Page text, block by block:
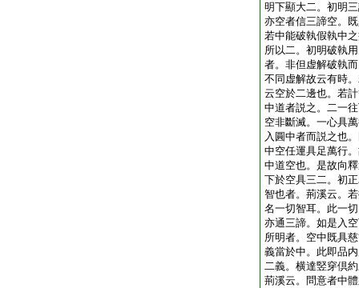
明下顯大二。初明
亦空者信三諦空。
若中能破執假執中
所以二。初明破執
者。非但虚解破執
不同虚解故云有時
云空於二邊也。若
中道者説之。二一
空非斷滅。一心具
入圓中者而説之也
中空任運具足萬行
中道空也。是故向
下於空具三二。初
智也者。荊溪云。
名一切智耳。此一
亦通三諦。如是入
所明者。空中既具
義當於中。此即品
二義。横達竪穿倶
荊溪云。問意者中